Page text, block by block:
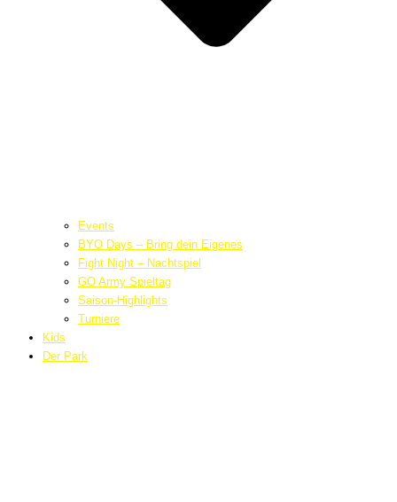
Events
BYO Days – Bring dein Eigenes
Fight Night – Nachtspiel
GO Army Spieltag
Saison-Highlights
Turniere
Kids
Der Park